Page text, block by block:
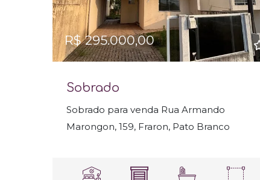
R$ 295.000,00
Sobrado
Sobrado para venda Rua Armando
Marongon, 159, Fraron, Pato Branco